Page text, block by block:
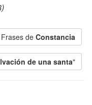
de Constancia
de una santa"